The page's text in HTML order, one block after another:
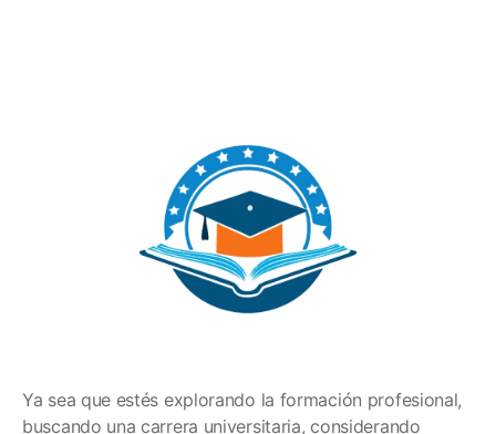
Ya sea que estés explorando la formación profesional,
buscando una carrera universitaria, considerando